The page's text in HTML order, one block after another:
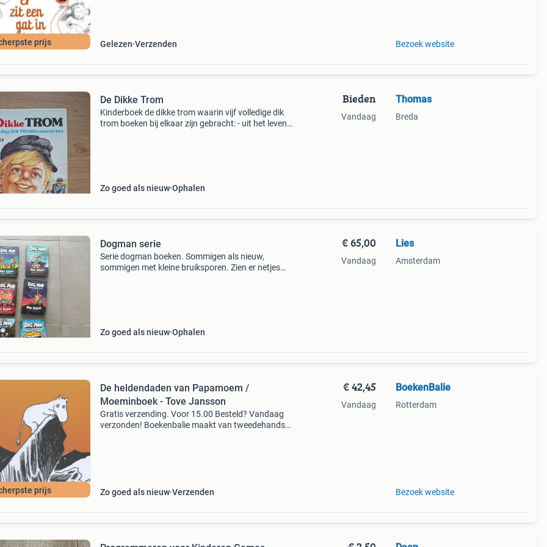
prijs Gelezen Verzenden Bezoek website
De Dikke Trom
Kinderboek de dikke trom waarin vijf volledige dik
trom boeken bij elkaar zijn gebracht: - uit het leven
Zo goed als nieuw Ophalen
Bieden
Vandaag
Thomas
Breda
Dogman serie
Serie dogman boeken. Sommigen als nieuw,
sommigen met kleine bruiksporen. Zien er netjes
Zo goed als nieuw Ophalen
€ 65,00
Vandaag
Lies
Amsterdam
prijs
De heldendaden van Papamoem /
Moeminboek - Tove Jansson
Gratis verzending. Voor 15.00 Besteld? Vandaag
verzonden! Boekenbalie maakt van tweedehands
Zo goed als nieuw Verzenden
€ 42,45
Vandaag
BoekenBalie
Rotterdam
Bezoek website